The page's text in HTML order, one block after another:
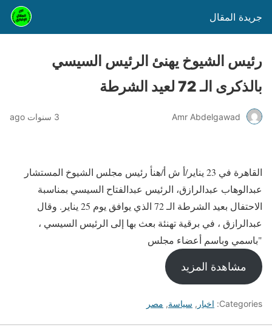
جريدة المقال
رئيس الشيوخ يهنئ الرئيس السيسي
بالذكرى الـ 72 لعيد الشرطة
Amr Abdelgawad 3 سنوات ago
القاهرة في 23 يناير/أ ش أ/هنأ رئيس مجلس الشيوخ المستشار
عبدالوهاب عبدالرازق، الرئيس عبدالفتاح السيسي بمناسبة
الاحتفال بعيد الشرطة الـ 72 الذي يوافق يوم 25 يناير. وقال
عبدالرازق ، في برقية تهنئة بعث بها إلى الرئيس السيسي ،
"باسمي وباسم أعضاء مجلس
مشاهدة المزيد
Categories: اخبار , سياسة, مصر